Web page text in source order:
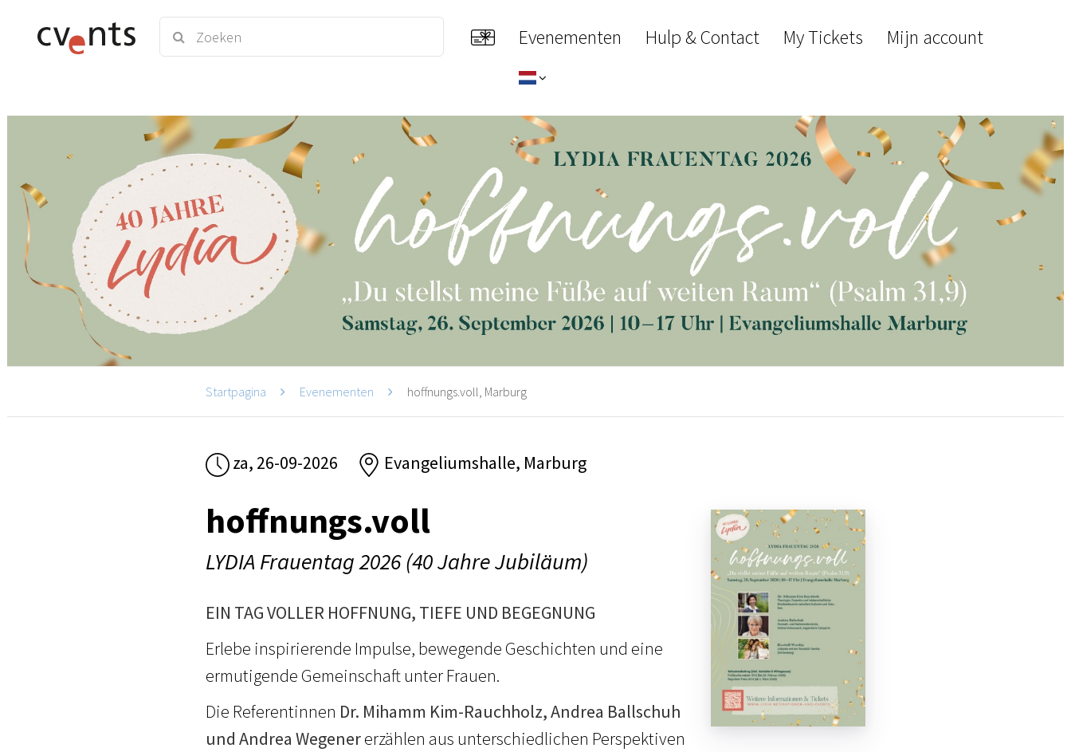
Evenementen Hulp & Contact My Tickets Mijn account
Startpagina Evenementen hoffnungs.voll, Marburg
za, 26-09-2026 Evangeliumshalle, Marburg
hoffnungs.voll
LYDIA Frauentag 2026 (40 Jahre Jubiläum)
EIN TAG VOLLER HOFFNUNG, TIEFE UND BEGEGNUNG
Erlebe inspirierende Impulse, bewegende Geschichten und eine
ermutigende Gemeinschaft unter Frauen.
Die Referentinnen Dr. Mihamm Kim-Rauchholz, Andrea Ballschuh
und Andrea Wegenererzählen aus unterschiedlichen Perspektiven